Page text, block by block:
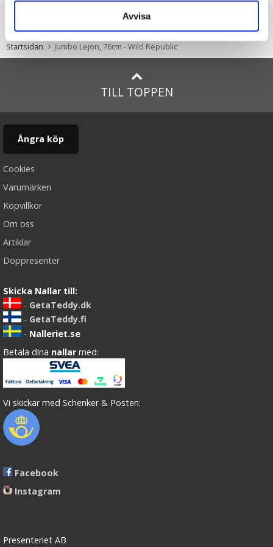
Avvisa
Du är här
Startsidan Jumbo Lejon, 76cm - Wild Republic
TILL TOPPEN
Ångra köp
Cookies
Varumärken
Köpvillkor
Om oss
Artiklar
Doppresenter
Skicka Nallar till:
- GetaTeddy.dk
- GetaTeddy.fi
- Nalleriet.se
Betala dina nallar med:
Vi skickar med Schenker & Posten:
Facebook
Instagram
Presenteriet AB